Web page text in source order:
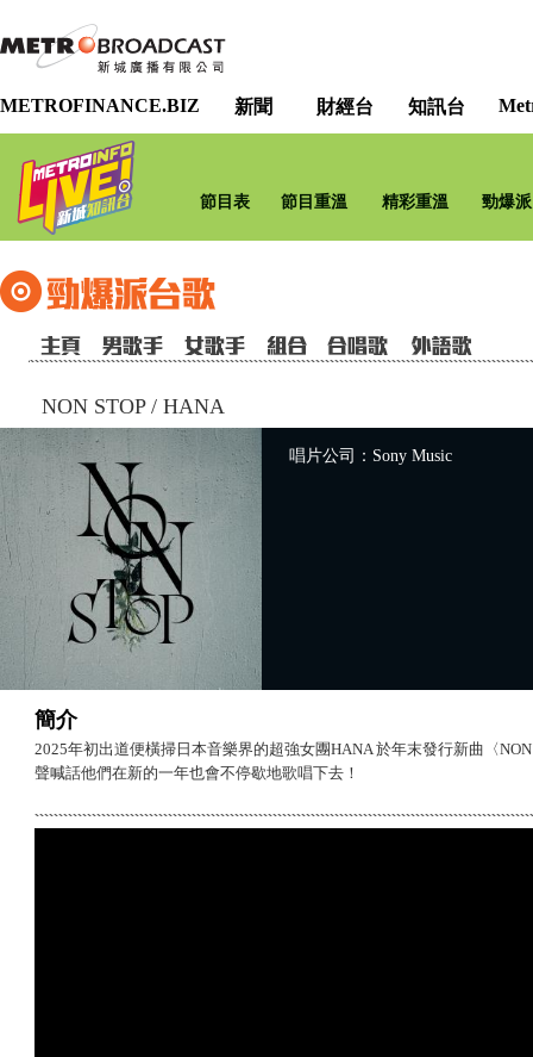
METROFINANCE.BIZ 新聞 財經台 知訊台
節目表 節目重溫 精彩重溫 勁爆
NON STOP/ HANA
唱片公司：Sony Music
簡介
2025年初出道便橫掃日本音樂界的超強女團HANA 於年末發行新曲〈
聲喊話他們在新的一年也會不停歇地歌唱下去！